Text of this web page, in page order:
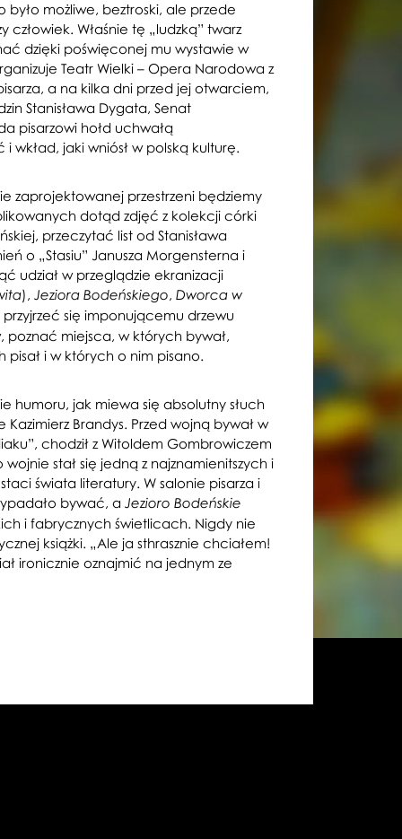
było możliwe, beztroski, ale przede
człowiek. Właśnie tę „ludzką” twarz
dzięki poświęconej mu wystawie w
Teatr Wielki – Opera Narodowa z
a na kilka dni przed jej otwarciem,
Stanisława Dygata, Senat
pisarzowi hołd uchwałą
jaki wniósł w polską kulturę.
zaprojektowanej przestrzeni będziemy
dotąd zdjęć z kolekcji córki
przeczytać list od Stanisława
o „Stasiu” Janusza Morgensterna i
udział w przeglądzie ekranizacji
), Jeziora Bodeńskiego, Dworca w
przyjrzeć się imponującemu drzewu
miejsca, w których bywał,
i w których o nim pisano.
humoru, jak miewa się absolutny słuch
Kazimierz Brandys. Przed wojną bywał w
chodził z Witoldem Gombrowiczem
stał się jedną z najznamienitszych i
świata literatury. Wsalonie pisarza i
bywać, a Jezioro Bodeńskie
i fabrycznych świetlicach. Nigdy nie
książki. „Ale ja sthrasznie chciałem!
ironicznie oznajmić na jednym ze